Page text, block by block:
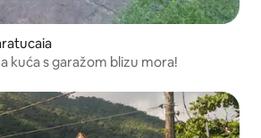
kuća s garažom blizu mora!